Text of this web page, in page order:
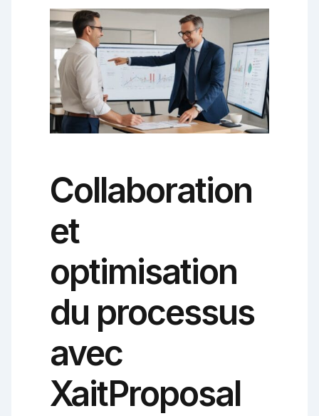
Collaboration
et
optimisation
du processus
avec
XaitProposal